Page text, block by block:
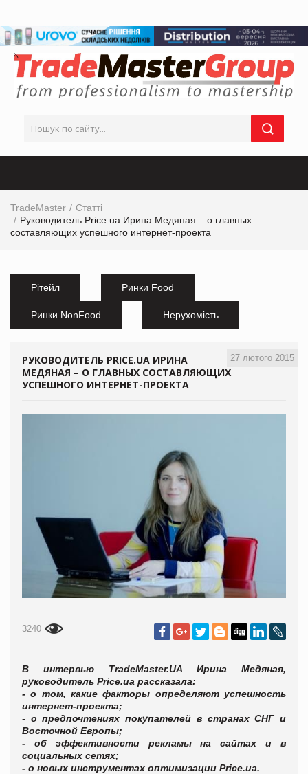
TradeMaster
Статті
Руководитель Price.ua Ирина Медяная – о главных
составляющих успешного интернет-проекта
Рітейл Ринки Food
Ринки NonFood Нерухомість
27 лютого 2015
РУКОВОДИТЕЛЬ PRICE.UA ИРИНА
МЕДЯНАЯ – О ГЛАВНЫХ СОСТАВЛЯЮЩИХ
УСПЕШНОГО ИНТЕРНЕТ-ПРОЕКТА
3240
В интервью TradeMaster.UA Ирина Медяная,
руководитель Price.ua рассказала:
- о том, какие факторы определяют успешность
интернет-проекта;
- о предпочтениях покупателей в странах СНГ и
Восточной Европы;
- об эффективности рекламы на сайтах и в
социальных сетях;
- о новых инструментах оптимизации Price.ua.